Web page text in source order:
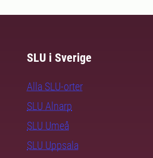
SLU i Sverige
Alla SLU-orter
SLU Alnarp
SLU Umeå
SLU Uppsala